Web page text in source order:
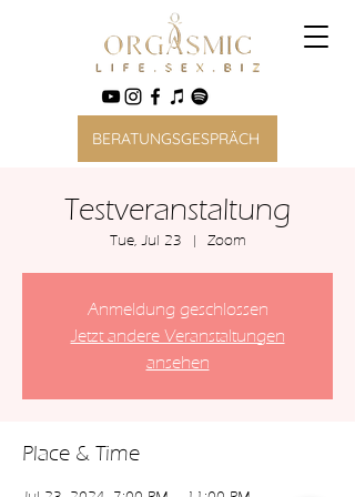
BERATUNGSGESPRÄCH
Testveranstaltung
Tue, Jul 23
  |
Zoom
Anmeldung geschlossen
Jetzt andere Veranstaltungen
ansehen
Place & Time